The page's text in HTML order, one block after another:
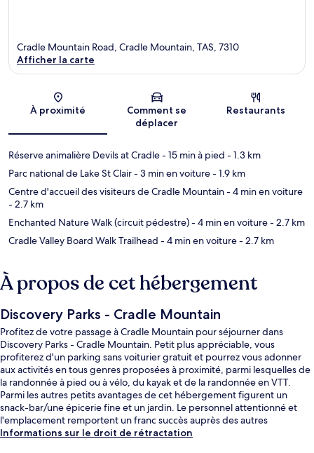
Carte
Cradle Mountain Road, Cradle Mountain, TAS, 7310
Afficher la carte
À proximité
Comment se
déplacer
Restaurants
Réserve animalière Devils at Cradle- 15 min à pied - 1.3 km
Parc national de Lake St Clair- 3 min en voiture- 1.9 km
Centre d'accueil des visiteurs de Cradle Mountain- 4 min en voiture
- 2.7 km
Enchanted Nature Walk (circuit pédestre)- 4 min en voiture- 2.7 km
Cradle Valley Board Walk Trailhead - 4 min en voiture- 2.7 km
À propos de cet hébergement
Discovery Parks - Cradle Mountain
Profitez de votre passage à Cradle Mountain pour séjourner dans
Discovery Parks - Cradle Mountain. Petit plus appréciable, vous
profiterez d'un parking sans voiturier gratuit et pourrez vous adonner
aux activités en tous genres proposées à proximité, parmi lesquelles de
la randonnée à pied ou à vélo, du kayak et de la randonnée en VTT.
Parmi les autres petits avantages de cet hébergement figurent un
snack-bar/une épicerie fine et un jardin. Le personnel attentionné et
l'emplacement remportent un franc succès auprès des autres
voyageurs.
Informations sur le droit de rétractation